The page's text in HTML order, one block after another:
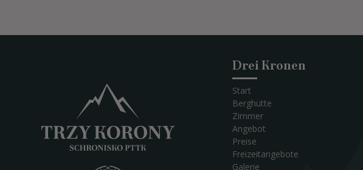
Drei Kronen
Start
Berghütte
Zimmer
Angebot
Preise
Freizeitangebote
Galerie